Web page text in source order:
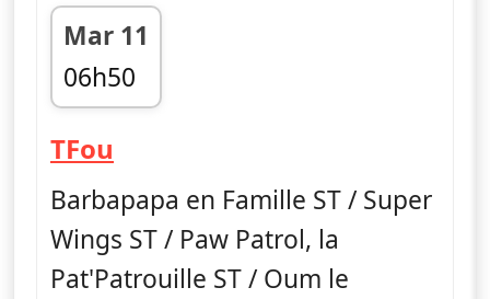
Mar 11
06h50
fin 11h30
TFou
Barbapapa en Famille ST / Super
Wings ST / Paw Patrol, la
Pat'Patrouille ST / Oum le